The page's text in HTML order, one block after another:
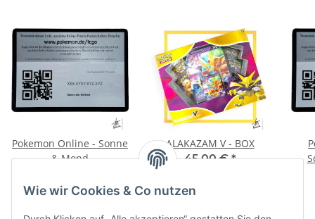
Wie wir Cookies & Co nutzen
Pokemon Online - Sonne
& Mond
ALAKAZAM V - BOX
45,00 €*